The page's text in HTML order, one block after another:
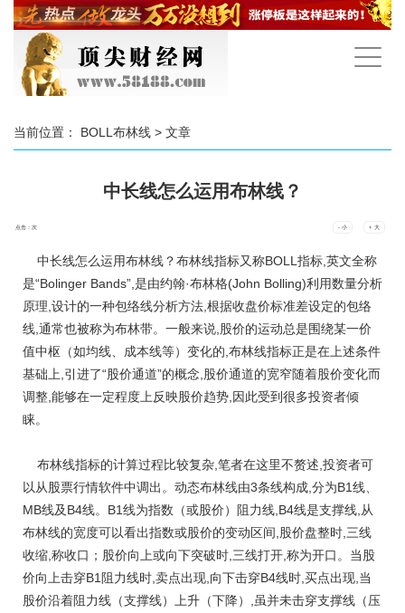
手
机
当前位置： BOLL布林线 > 文章
中长线怎么运用布林线？
点击：次 - 小 + 大
中长线怎么运用布林线？布林线指标又称BOLL指标,英文全称
是“Bolinger Bands”,是由约翰·布林格(John Bolling)利用数量分析
原理,设计的一种包络线分析方法,根据收盘价标准差设定的包络
线,通常也被称为布林带。一般来说,股价的运动总是围绕某一价
值中枢（如均线、成本线等）变化的,布林线指标正是在上述条件
基础上,引进了“股价通道”的概念,股价通道的宽窄随着股价变化而
调整,能够在一定程度上反映股价趋势,因此受到很多投资者倾
睐。
布林线指标的计算过程比较复杂,笔者在这里不赘述,投资者可
以从股票行情软件中调出。动态布林线由3条线构成,分为B1线、
MB线及B4线。B1线为指数（或股价）阻力线,B4线是支撑线,从
布林线的宽度可以看出指数或股价的变动区间,股价盘整时,三线
收缩,称收口；股价向上或向下突破时,三线打开,称为开口。当股
价向上击穿B1阻力线时,卖点出现,向下击穿B4线时,买点出现,当
股价沿着阻力线（支撑线）上升（下降）,虽并未击穿支撑线（压